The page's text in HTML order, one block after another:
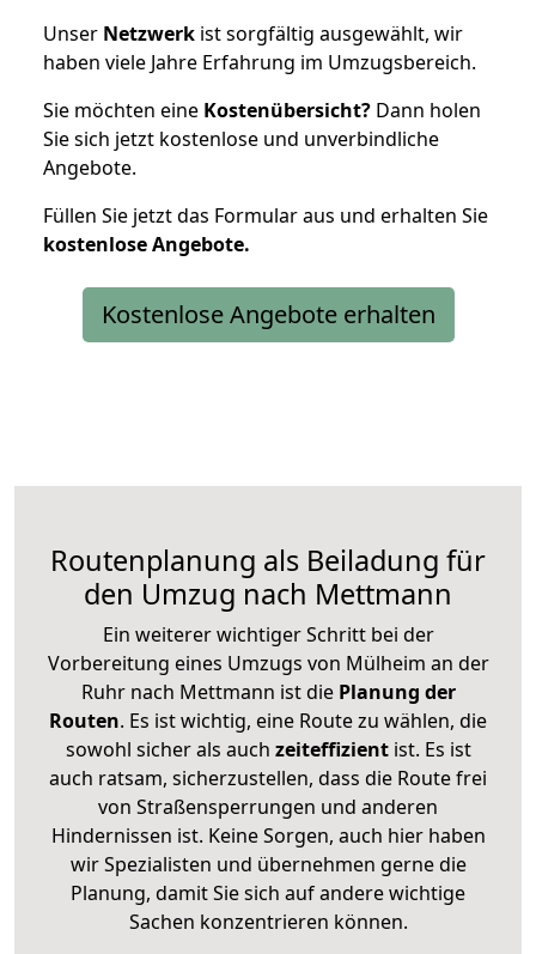
Unser Netzwerk ist sorgfältig ausgewählt, wir
haben viele Jahre Erfahrung im Umzugsbereich.
Sie möchten eine Kostenübersicht? Dann holen
Sie sich jetzt kostenlose und unverbindliche
Angebote.
Füllen Sie jetzt das Formular aus und erhalten Sie
kostenloseAngebote.
Kostenlose Angebote erhalten
Routenplanung als Beiladung für
den Umzug nach Mettmann
Ein weiterer wichtiger Schritt bei der
Vorbereitung eines Umzugs von Mülheim an der
Ruhr nach Mettmann ist diePlanung der
Routen. Es ist wichtig, eine Route zu wählen, die
sowohl sicher als auch zeiteffizientist. Es ist
auch ratsam, sicherzustellen, dass die Route frei
von Straßensperrungen und anderen
Hindernissen ist. Keine Sorgen, auch hier haben
wir Spezialisten und übernehmen gerne die
Planung, damit Sie sich auf andere wichtige
Sachen konzentrieren können.